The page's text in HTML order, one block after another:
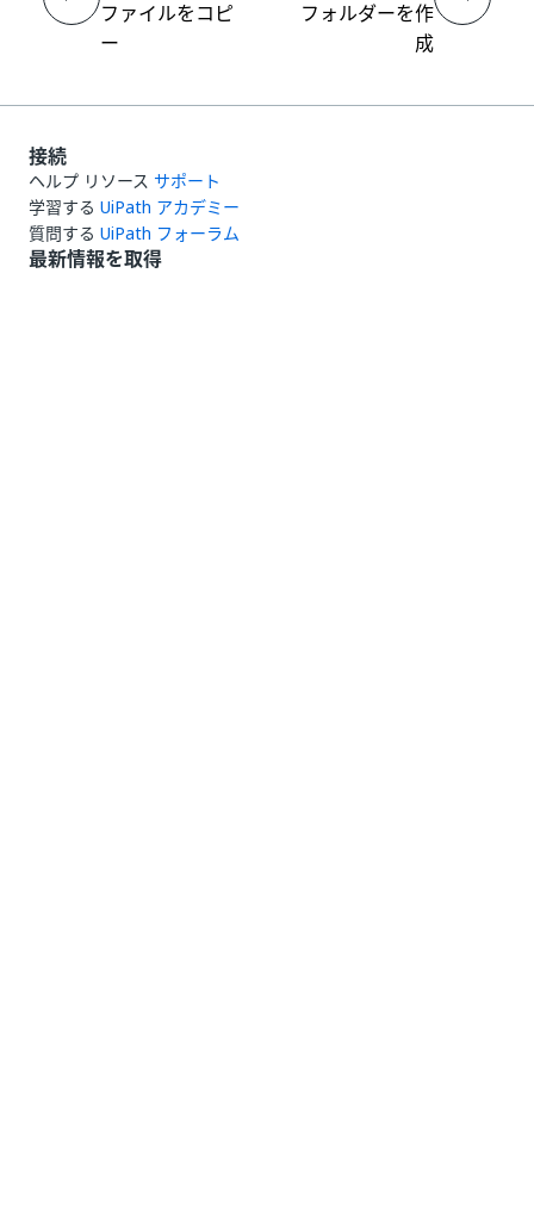
ファイルをコピ
ー
フォルダーを作
成
接続
ヘルプ リソース サポート
学習する UiPath アカデミー
質問する UiPath フォーラム
最新情報を取得